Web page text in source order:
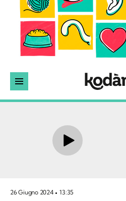
26 Giugno 2024 13:35